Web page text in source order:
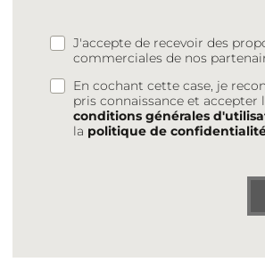
J'accepte de recevoir des
commerciales de nos
En cochant cette case, je
pris connaissance et accepter
conditions générales
la politique de